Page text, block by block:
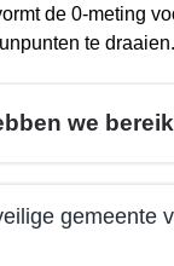
de 0-meting
te draaien.
we
gemeente